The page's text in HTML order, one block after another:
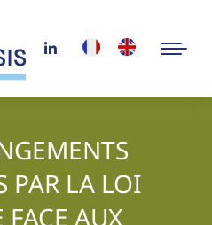
PAR LA LOI
FACE AUX